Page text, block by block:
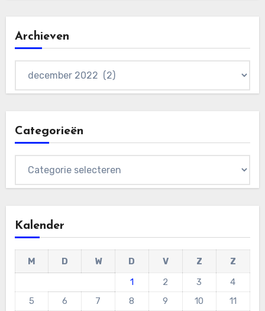
Archieven
Categorieën
Kalender
M D W D V Z
Z
1
2 3
4
5
6 7 8 9 10
11